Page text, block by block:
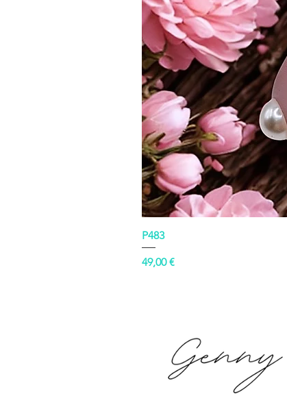
P483
Prezzo
49,00 €